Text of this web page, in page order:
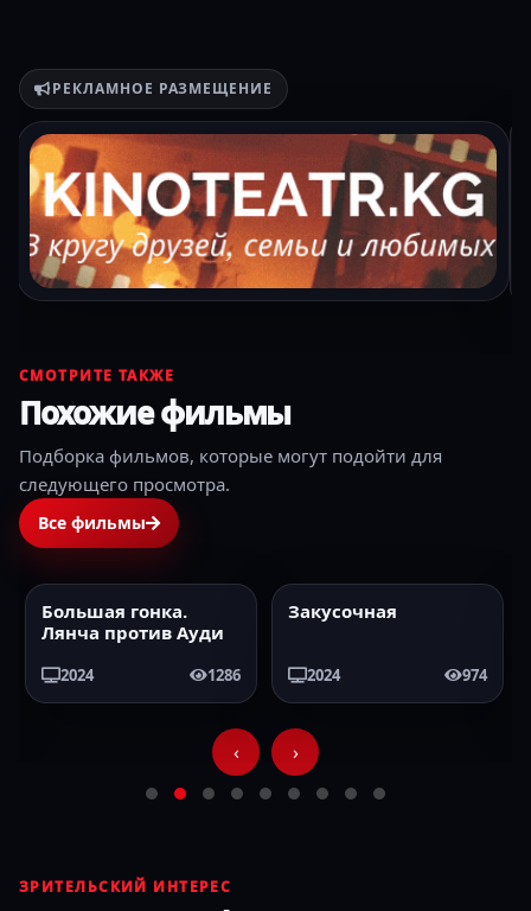
РЕКЛАМНОЕ РАЗМЕЩЕНИЕ
СМОТРИТЕ ТАКЖЕ
Похожие фильмы
Подборка фильмов, которые могут подойти для
следующего просмотра.
Все фильмы
2024 HD
Большая гонка.
Лянча против Ауди
2024 1286
2024 HD
Закусочная
2024 974
‹ ›
ЗРИТЕЛЬСКИЙ ИНТЕРЕС